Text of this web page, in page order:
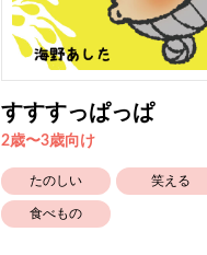
すすすっぱっぱ
2歳〜3歳向け
たのしい 笑える
食べもの